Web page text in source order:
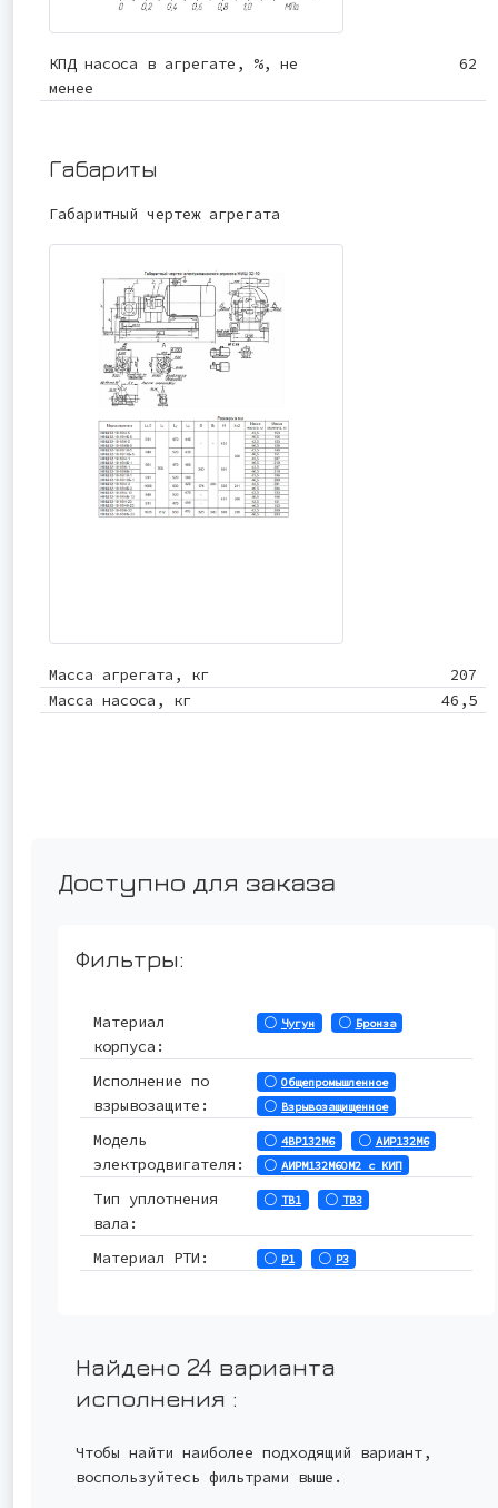
КПД насоса в агрегате, %, не
менее
62
Габариты
Габаритный чертеж агрегата
Масса агрегата, кг
207
Масса насоса, кг
46,5
Доступно для заказа
Фильтры:
Материал
корпуса:
Чугун Бронза
Исполнение по
взрывозащите:
Общепромышленное
Взрывозащищенное
Модель
электродвигателя:
4ВР132М6
АИР132М6
АИРМ132М6ОМ2 с КИП
Тип уплотнения
вала:
ТВ1 ТВ3
Материал РТИ: Р1 Р3
Найдено 24 варианта
исполнения :
Чтобы найти наиболее подходящий вариант,
воспользуйтесь фильтрами выше.